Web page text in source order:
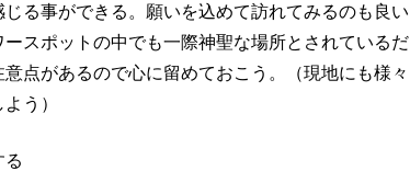
る事ができる。願いを込めて訪れてみるのも良い
スポットの中でも一際神聖な場所とされているだ
点があるので心に留めておこう。（現地にも様々
う）
る